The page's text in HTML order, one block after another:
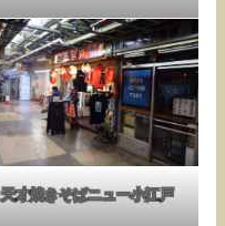
天才焼きそばニュー小江戸